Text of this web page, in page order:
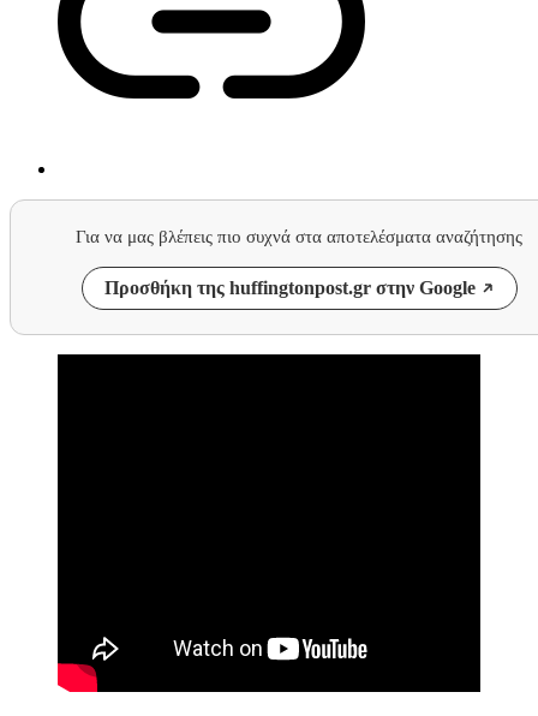
Για να μας βλέπεις πιο συχνά στα αποτελέσματα αναζήτησης
Προσθήκη της huffingtonpost.gr στην Google